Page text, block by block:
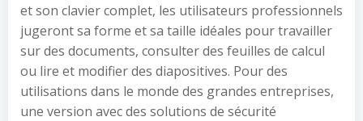
et son clavier complet, les utilisateurs professionnels
jugeront sa forme et sa taille idéales pour travailler
sur des documents, consulter des feuilles de calcul
ou lire et modifier des diapositives. Pour des
utilisations dans le monde des grandes entreprises,
une version avec des solutions de sécurité